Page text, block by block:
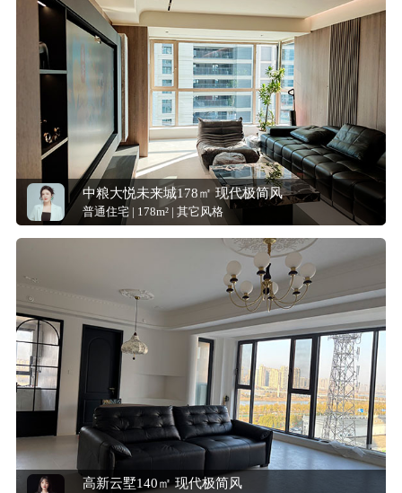
中粮大悦未来城178㎡ 现代极简风
普通住宅 | 178m² | 其它风格
高新云墅140㎡ 现代极简风